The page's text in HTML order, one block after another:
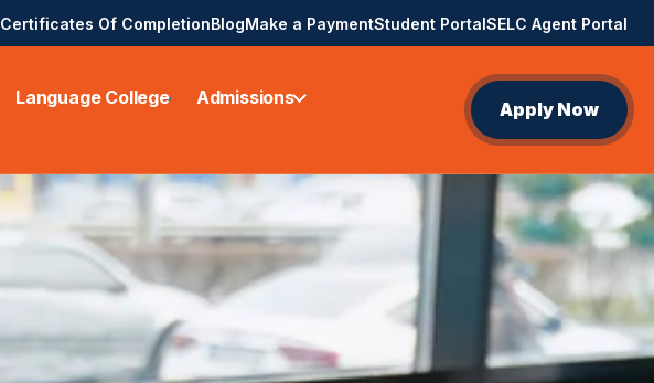
Certificates Of CompletionBlogMake a PaymentStudent PortalSELC Agent Portal
Language College Admissions
Apply Now